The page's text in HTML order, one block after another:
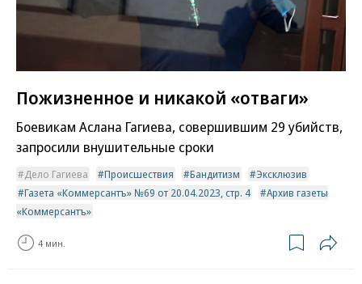
Пожизненное и никакой «отваги»
Боевикам Аслана Гагиева, совершившим 29 убийств,
запросили внушительные сроки
Дело Гагиева Происшествия Бандитизм
Эксклюзив
Газета «Коммерсантъ» №69 от 20.04.2023, стр. 4
Архив газеты
«Коммерсантъ»
4 мин.